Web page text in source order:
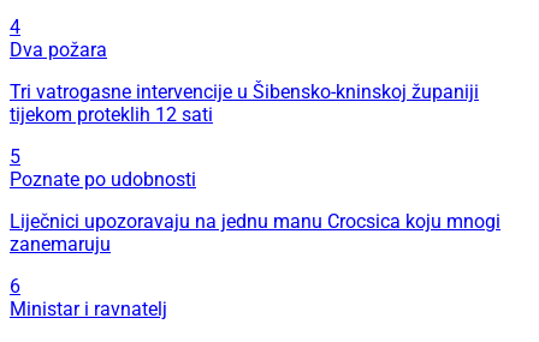
4
Dva požara
Tri vatrogasne intervencije u Šibensko-kninskoj županiji
tijekom proteklih 12 sati
5
Poznate po udobnosti
Liječnici upozoravaju na jednu manu Crocsica koju mnogi
zanemaruju
6
Ministar i ravnatelj